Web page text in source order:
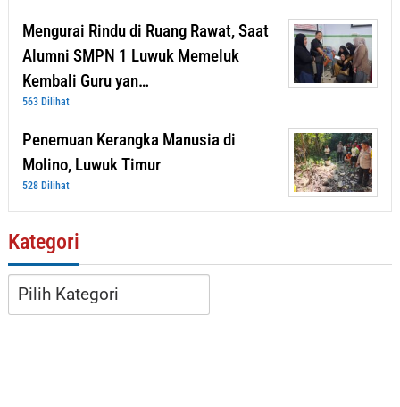
Mengurai Rindu di Ruang Rawat, Saat
Alumni SMPN 1 Luwuk Memeluk
Kembali Guru yan…
563 Dilihat
Penemuan Kerangka Manusia di
Molino, Luwuk Timur
528 Dilihat
Kategori
Kategori